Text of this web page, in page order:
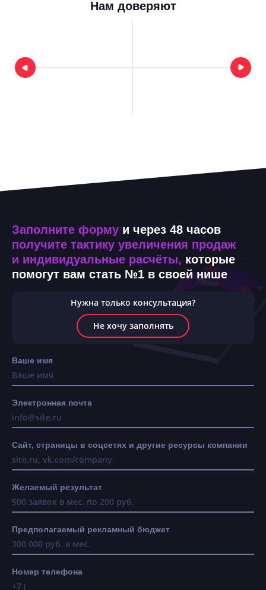
Нам доверяют
Заполните форму и через 48 часов
получите тактику увеличения продаж
и индивидуальные расчёты, которые
помогут вам стать №1 в своей нише
Нужна только консультация?
Не хочу заполнять
Ваше имя
Электронная почта
Сайт, страницы в соцсетях и другие ресурсы компании
Желаемый результат
Предполагаемый рекламный бюджет
Номер телефона